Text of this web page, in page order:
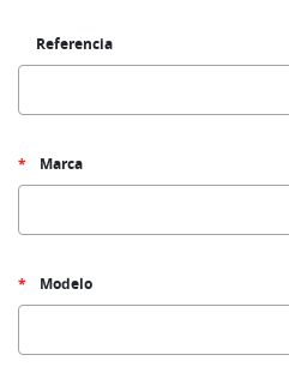
Referencia
Marca
Modelo